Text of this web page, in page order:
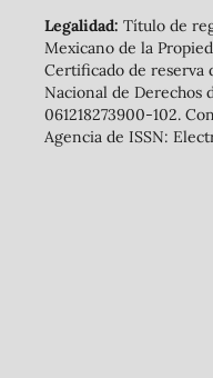
Legalidad: Título de
Mexicano de la
Certificado de reserva
Nacional de
061218273900-102.
Agencia de ISSN: